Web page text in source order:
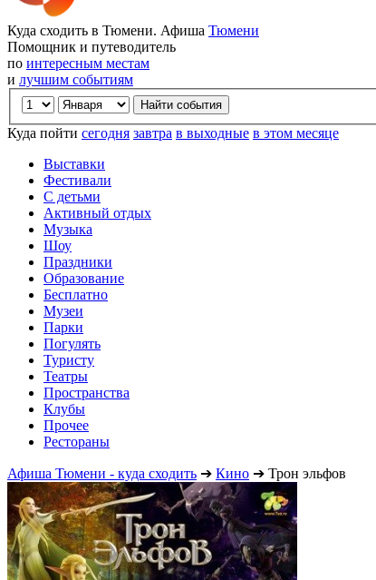
Куда сходить в Тюмени. Афиша Тюмени
Помощник и путеводитель
по интересным местам
и лучшим событиям
Куда пойти сегодня завтра в выходные в этом месяце
Выставки
Фестивали
С детьми
Активный отдых
Музыка
Шоу
Праздники
Образование
Бесплатно
Музеи
Парки
Погулять
Туристу
Театры
Пространства
Клубы
Прочее
Рестораны
Афиша Тюмени - куда сходить ➔ Кино ➔ Трон эльфов